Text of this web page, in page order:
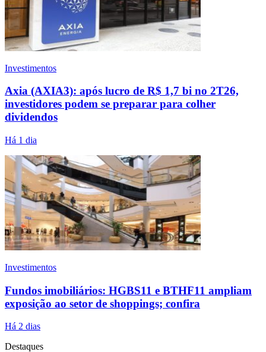
Investimentos
Axia (AXIA3): após lucro de R$ 1,7 bi no 2T26,
investidores podem se preparar para colher
dividendos
Há 1 dia
Investimentos
Fundos imobiliários: HGBS11 e BTHF11 ampliam
exposição ao setor de shoppings; confira
Há 2 dias
Destaques